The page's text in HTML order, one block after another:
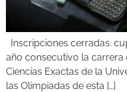
Inscripciones cerradas.
año consecutivo la carrera
Ciencias Exactas de la
las Olimpiadas de esta […]